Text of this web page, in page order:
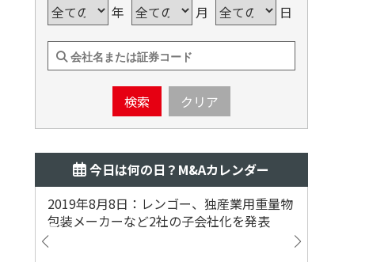
年 月 日
検索 クリア
今日は何の日？M&Aカレンダー
2019年8月8日：レンゴー、独産業用重量物
包装メーカーなど2社の子会社化を発表